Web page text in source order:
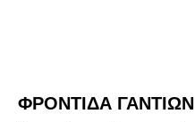
ΦΡΟΝΤΙΔΑ ΓΑΝΤΙΩΝ